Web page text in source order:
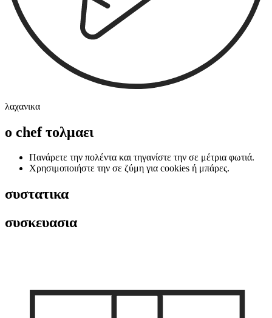
λαχανικα
ο chef τολμαει
Πανάρετε την πολέντα και τηγανίστε την σε μέτρια φωτιά.
Χρησιμοποιήστε την σε ζύμη για cookies ή μπάρες.
συστατικα
συσκευασια